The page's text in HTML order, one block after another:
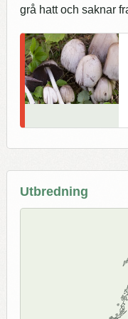
grå hatt och saknar
Utbredning